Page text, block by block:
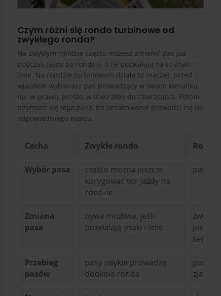
Czym różni się rondo turbinowe od
zwykłego ronda?
Na zwykłym rondzie często możesz zmienić pas już
podczas jazdy po rondzie, o ile pozwalają na to znaki i
linie. Na rondzie turbinowym działa to inaczej: przed
wjazdem wybierasz pas prowadzący w twoim kierunku,
np. w prawo, prosto, w lewo albo do zawracania. Potem
trzymasz się tego pasa, bo oznakowanie prowadzi cię do
odpowiedniego zjazdu.
Cecha Zwykłe rondo
Wybór pasa
często można jeszcze
korygować tor jazdy na
rondzie
pas
Zmiana
pasa
bywa możliwa, jeśli
pozwalają znaki i linie
zwykle
jest
Przebieg
pasów
pasy zwykle prowadzą
dookoła ronda
pasy